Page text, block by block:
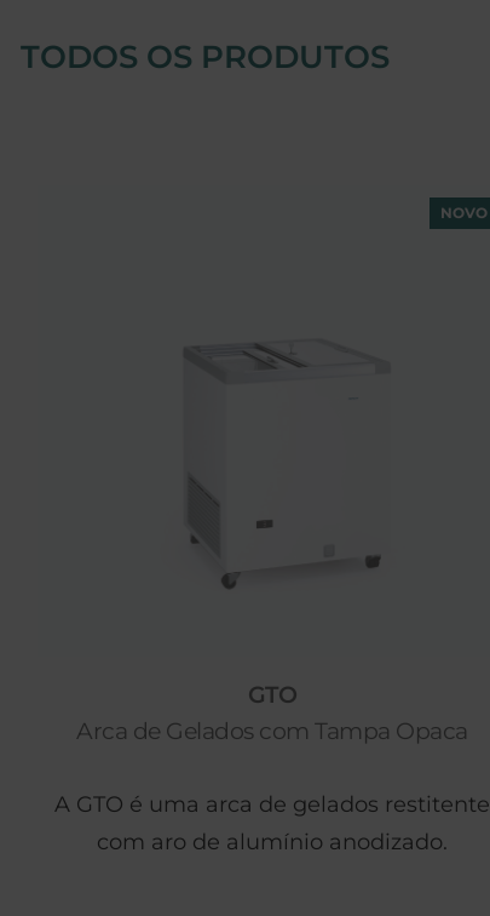
TODOS OS PRODUTOS
NOVO
GTO
Arca de Gelados com Tampa Opaca
A GTO é uma arca de gelados restitente
com aro de alumínio anodizado.